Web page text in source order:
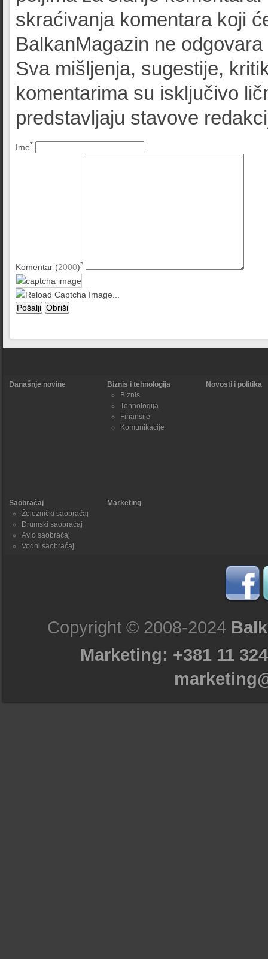
skraćivanja komentara koji
BalkanMagazin ne
Sva mišljenja, sugestije,
komentarima su isključivo
predstavljaju stavove
Ime*
Komentar (2000)*
Današnje novine
Biznis i tehnologija
Biznis
Tehnologija
Finansije
Komunikacije
Novosti i politika
Saobraćaj
Železnički saobraćaj
Drumski saobraćaj
Avio saobraćaj
Vodni saobraćaj
Marketing
Copyright © 2008-2024
Marketing: +381 11